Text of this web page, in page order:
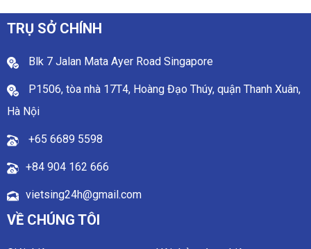
TRỤ SỞ CHÍNH
Blk 7 Jalan Mata Ayer Road Singapore
P1506, tòa nhà 17T4, Hoàng Đạo Thúy, quận Thanh Xuân,
Hà Nội
+65 6689 5598
+84 904 162 666
vietsing24h@gmail.com
VỀ CHÚNG TÔI